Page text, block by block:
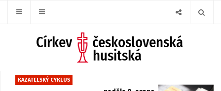
KAZATELSKÝ CYKLUS